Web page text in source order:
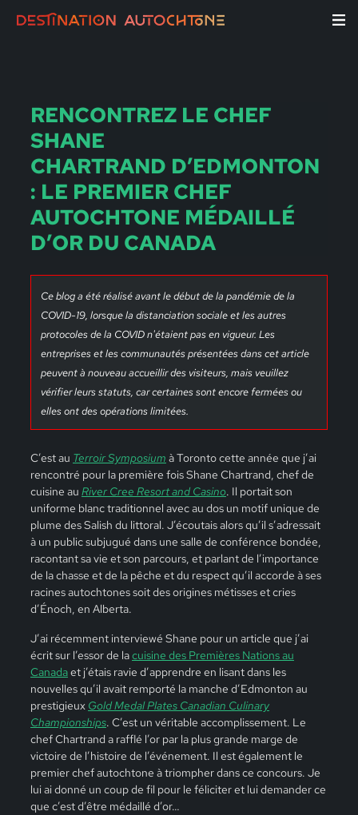
RENCONTREZ LE CHEF
SHANE
CHARTRAND D’EDMONTON
: LE PREMIER CHEF
AUTOCHTONE MÉDAILLÉ
D’OR DU CANADA
Ce blog a été réalisé avant le début de la pandémie de la
COVID-19, lorsque la distanciation sociale et les autres
protocoles de la COVID n'étaient pas en vigueur. Les
entreprises et les communautés présentées dans cet article
peuvent à nouveau accueillir des visiteurs, mais veuillez
vérifier leurs statuts, car certaines sont encore fermées ou
elles ont des opérations limitées.
C’est au Terroir Symposium à Toronto cette année que j’ai
rencontré pour la première fois Shane Chartrand, chef de
cuisine au River Cree Resort and Casino. Il portait son
uniforme blanc traditionnel avec au dos un motif unique de
plume des Salish du littoral. J’écoutais alors qu’il s’adressait
à un public subjugué dans une salle de conférence bondée,
racontant sa vie et son parcours, et parlant de l’importance
de la chasse et de la pêche et du respect qu’il accorde à ses
racines autochtones soit des origines métisses et cries
d’Énoch, en Alberta.
J’ai récemment interviewé Shane pour un article que j’ai
écrit sur l’essor de lacuisine des Premières Nations au
Canadaet j’étais ravie d’apprendre en lisant dans les
nouvelles qu’il avait remporté la manche d’Edmonton au
prestigieux Gold Medal Plates Canadian Culinary
Championships. C’est un véritable accomplissement. Le
chef Chartrand a rafflé l’or par la plus grande marge de
victoire de l’histoire de l’événement. Il est également le
premier chef autochtone à triompher dans ce concours. Je
lui ai donné un coup de fil pour le féliciter et lui demander ce
que c’est d’être médaillé d’or…